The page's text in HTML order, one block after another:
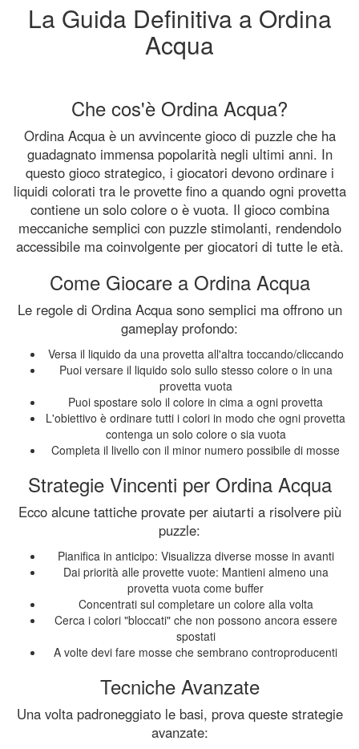
La Guida Definitiva a Ordina
Acqua
Che cos'è Ordina Acqua?
Ordina Acqua è un avvincente gioco di puzzle che ha
guadagnato immensa popolarità negli ultimi anni. In
questo gioco strategico, i giocatori devono ordinare i
liquidi colorati tra le provette fino a quando ogni provetta
contiene un solo colore o è vuota. Il gioco combina
meccaniche semplici con puzzle stimolanti, rendendolo
accessibile ma coinvolgente per giocatori di tutte le età.
Come Giocare a Ordina Acqua
Le regole di Ordina Acqua sono semplici ma offrono un
gameplay profondo:
Versa il liquido da una provetta all'altra toccando/cliccando
Puoi versare il liquido solo sullo stesso colore o in una
provetta vuota
Puoi spostare solo il colore in cima a ogni provetta
L'obiettivo è ordinare tutti i colori in modo che ogni provetta
contenga un solo colore o sia vuota
Completa il livello con il minor numero possibile di mosse
Strategie Vincenti per Ordina Acqua
Ecco alcune tattiche provate per aiutarti a risolvere più
puzzle:
Pianifica in anticipo: Visualizza diverse mosse in avanti
Dai priorità alle provette vuote: Mantieni almeno una
provetta vuota come buffer
Concentrati sul completare un colore alla volta
Cerca i colori "bloccati" che non possono ancora essere
spostati
A volte devi fare mosse che sembrano controproducenti
Tecniche Avanzate
Una volta padroneggiato le basi, prova queste strategie
avanzate: